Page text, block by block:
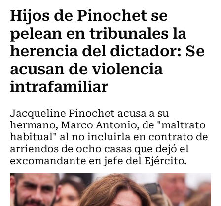
Hijos de Pinochet se
pelean en tribunales la
herencia del dictador: Se
acusan de violencia
intrafamiliar
Jacqueline Pinochet acusa a su
hermano, Marco Antonio, de "maltrato
habitual" al no incluirla en contrato de
arriendos de ocho casas que dejó el
excomandante en jefe del Ejército.